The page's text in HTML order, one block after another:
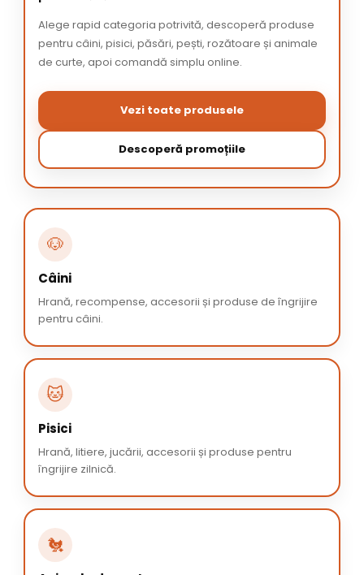
Alege rapid categoria potrivită, descoperă produse
pentru câini, pisici, păsări, pești, rozătoare și animale
de curte, apoi comandă simplu online.
Vezi toate produsele
Descoperă promoțiile
🐶
Câini
Hrană, recompense, accesorii și produse de îngrijire
pentru câini.
🐱
Pisici
Hrană, litiere, jucării, accesorii și produse pentru
îngrijire zilnică.
🐔